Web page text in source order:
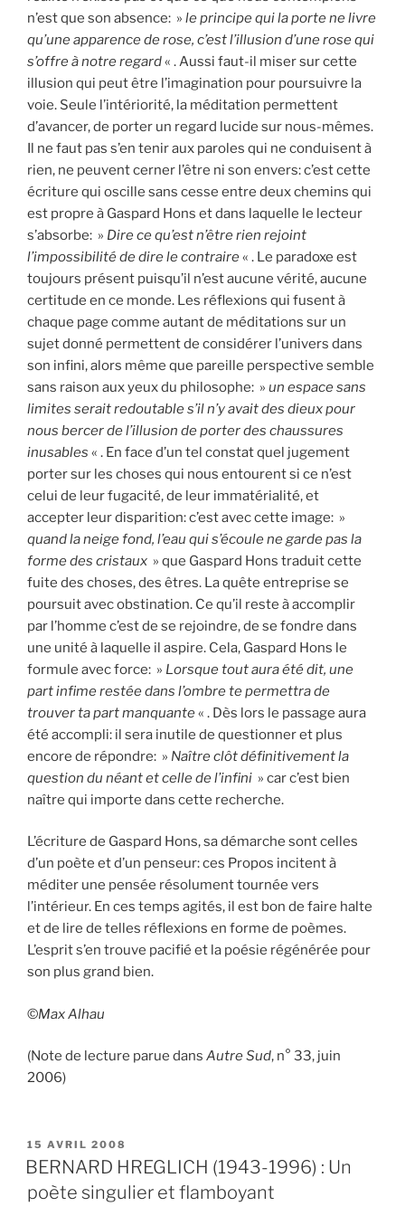
n’est que son absence: » le principe qui la porte ne livre
qu’une apparence de rose, c’est l’illusion d’une rose qui
s’offre à notre regard« . Aussi faut-il miser sur cette
illusion qui peut être l’imagination pour poursuivre la
voie. Seule l’intériorité, la méditation permettent
d’avancer, de porter un regard lucide sur nous-mêmes.
Il ne faut pas s’en tenir aux paroles qui ne conduisent à
rien, ne peuvent cerner l’être ni son envers: c’est cette
écriture qui oscille sans cesse entre deux chemins qui
est propre à Gaspard Hons et dans laquelle le lecteur
s’absorbe: » Dire ce qu’est n’être rien rejoint
l’impossibilité de dire le contraire« . Le paradoxe est
toujours présent puisqu’il n’est aucune vérité, aucune
certitude en ce monde. Les réflexions qui fusent à
chaque page comme autant de méditations sur un
sujet donné permettent de considérer l’univers dans
son infini, alors même que pareille perspective semble
sans raison aux yeux du philosophe: » un espace sans
limites serait redoutable s’il n’y avait des dieux pour
nous bercer de l’illusion de porter des chaussures
inusables « . En face d’un tel constat quel jugement
porter sur les choses qui nous entourent si ce n’est
celui de leur fugacité, de leur immatérialité, et
accepter leur disparition: c’est avec cette image: »
quand la neige fond, l’eau qui s’écoule ne garde pas la
forme des cristaux » que Gaspard Hons traduit cette
fuite des choses, des êtres. La quête entreprise se
poursuit avec obstination. Ce qu’il reste à accomplir
par l’homme c’est de se rejoindre, de se fondre dans
une unité à laquelle il aspire. Cela, Gaspard Hons le
formule avec force: » Lorsque tout aura été dit, une
part infime restée dans l’ombre te permettra de
trouver ta part manquante« . Dès lors le passage aura
été accompli: il sera inutile de questionner et plus
encore de répondre: » Naître clôt définitivement la
question du néant et celle de l’infini » car c’est bien
naître qui importe dans cette recherche.
L’écriture de Gaspard Hons, sa démarche sont celles
d’un poète et d’un penseur: ces Propos incitent à
méditer une pensée résolument tournée vers
l’intérieur. En ces temps agités, il est bon de faire halte
et de lire de telles réflexions en forme de poèmes.
L’esprit s’en trouve pacifié et la poésie régénérée pour
son plus grand bien.
©Max Alhau
(Note de lecture parue dans Autre Sud, n° 33, juin
2006)
PUBLIÉ
LE
15 AVRIL 2008
BERNARD HREGLICH (1943-1996) : Un
poète singulier et flamboyant